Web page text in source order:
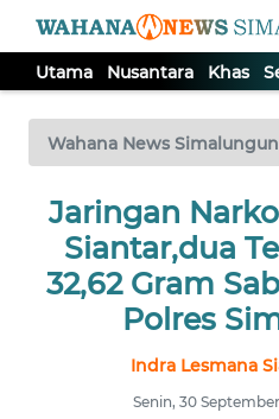
Utama Nusantara Khas
Wahana News Simalungun
Jaringan
Siantar,dua
32,62 Gram
Polres
Indra Lesmana
Senin, 30
TV
Tutup
UTAMA
NUSANTARA